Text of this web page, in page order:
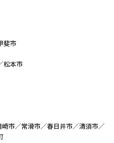
斐市
松本市
市／常滑市／春日井市／清須市／